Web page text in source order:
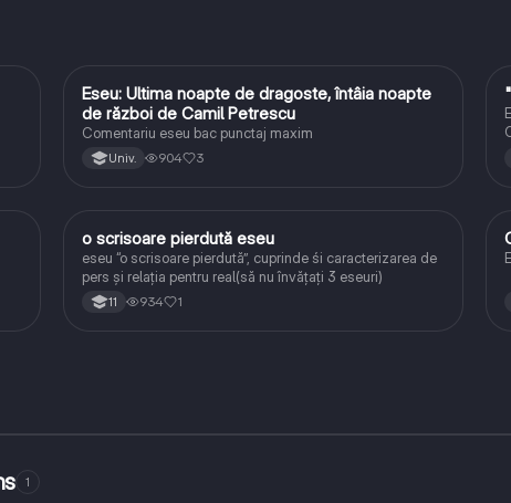
Limba și literatura română
Eseu: Ultima noapte de dragoste, întâia noapte
de război de Camil Petrescu
Comentariu eseu bac punctaj maxim
Univ. 904 3
Limba și literatura română
o scrisoare pierdută eseu
eseu “o scrisoare pierdută”, cuprinde śi caracterizarea de
pers și relația pentru real(să nu învățați 3 eseuri)
11 934 1
1